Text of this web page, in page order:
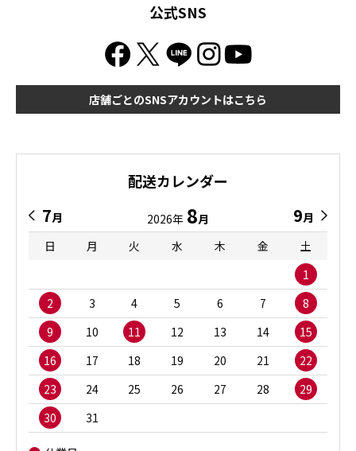
公式SNS
店舗ごとのSNSアカウントはこちら
配送カレンダー
7月 2026年 8月 9月
日
月 火 水 木 金
土
1
2
3 4 5 6 7
8
9
10 11 12 13 14
15
16
17 18 19 20 21
22
23
24 25 26 27 28
29
30
31